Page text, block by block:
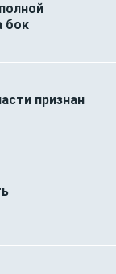
бок
признан